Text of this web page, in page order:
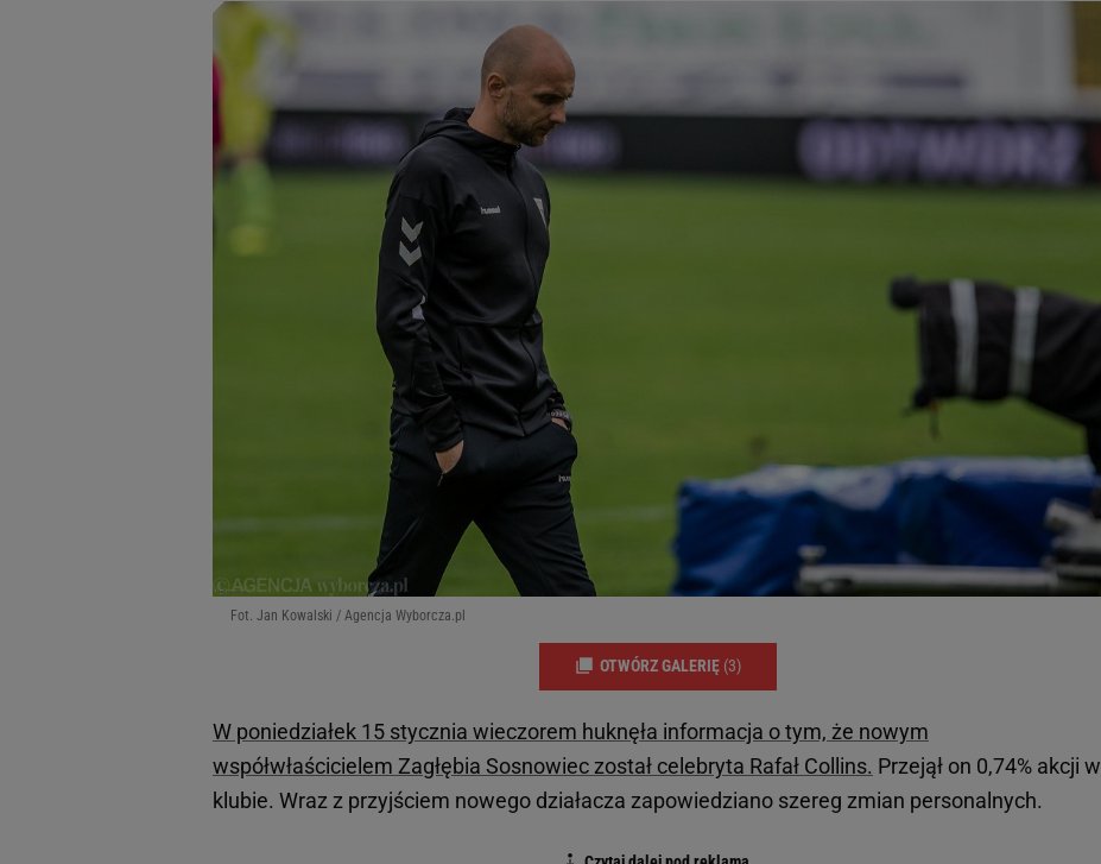
Fot. Jan Kowalski / Agencja Wyborcza.pl
OTWÓRZ GALERIĘ (3)
W poniedziałek 15 stycznia wieczorem huknęła informacja o tym, że nowym
współwłaścicielem Zagłębia Sosnowiec został celebryta Rafał Collins. Przejął on 0,74% akcji w
klubie. Wraz z przyjściem nowego działacza zapowiedziano szereg zmian personalnych.